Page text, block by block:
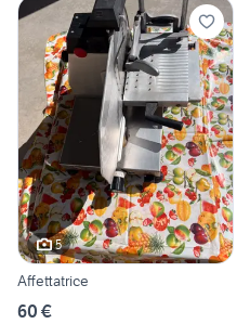
5
Affettatrice
60 €